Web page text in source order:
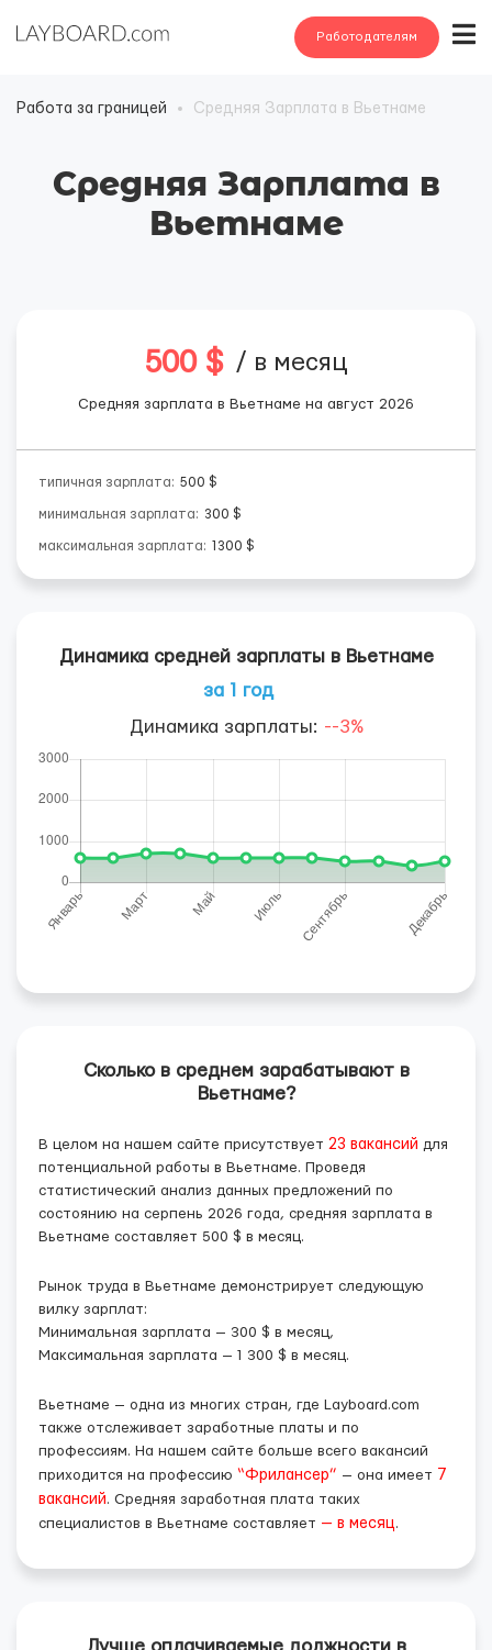
Работодателям
Работа за границей Средняя Зарплата в Вьетнаме
Средняя Зарплата в
Вьетнаме
500 $ / в месяц
Средняя зарплата в Вьетнаме на август 2026
типичная зарплата: 500 $
минимальная зарплата: 300 $
максимальная зарплата: 1300 $
Динамика средней зарплаты в Вьетнаме
за 1 год
Динамика зарплаты: --3%
Сколько в среднем зарабатывают в
Вьетнаме?
В целом на нашем сайте присутствует 23 вакансий для
потенциальной работы в Вьетнаме. Проведя
статистический анализ данных предложений по
состоянию на серпень 2026 года, средняя зарплата в
Вьетнаме составляет 500 $ в месяц.
Рынок труда в Вьетнаме демонстрирует следующую
вилку зарплат:
Минимальная зарплата — 300 $ в месяц,
Максимальная зарплата — 1 300 $ в месяц.
Вьетнаме — одна из многих стран, где Layboard.com
также отслеживает заработные платы и по
профессиям. На нашем сайте больше всего вакансий
приходится на профессию “Фрилансер” — она имеет 7
вакансий. Средняя заработная плата таких
специалистов в Вьетнаме составляет — в месяц.
Лучше оплачиваемые должности в